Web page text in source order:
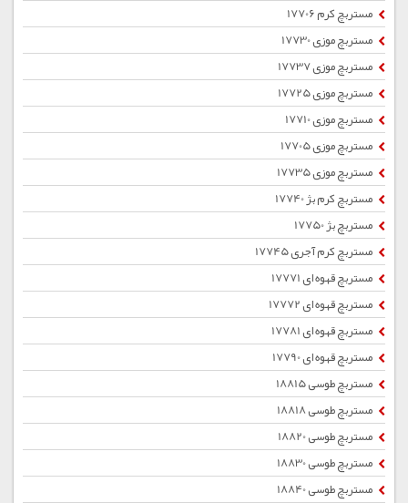
مستربچ کرم 17706
مستربچ موزی 17730
مستربچ موزی 17737
مستربچ موزی 17725
مستربچ موزی 17710
مستربچ موزی 17705
مستربچ موزی 17735
مستربچ کرم بژ 17740
مستربچ بژ 17750
مستربچ کرم آجری 17745
مستربچ قهوه ای 17771
مستربچ قهوه ای 17772
مستربچ قهوه ای 17781
مستربچ قهوه ای 17790
مستربچ طوسی 18815
مستربچ طوسی 18818
مستربچ طوسی 18820
مستربچ طوسی 18830
مستربچ طوسی 18840